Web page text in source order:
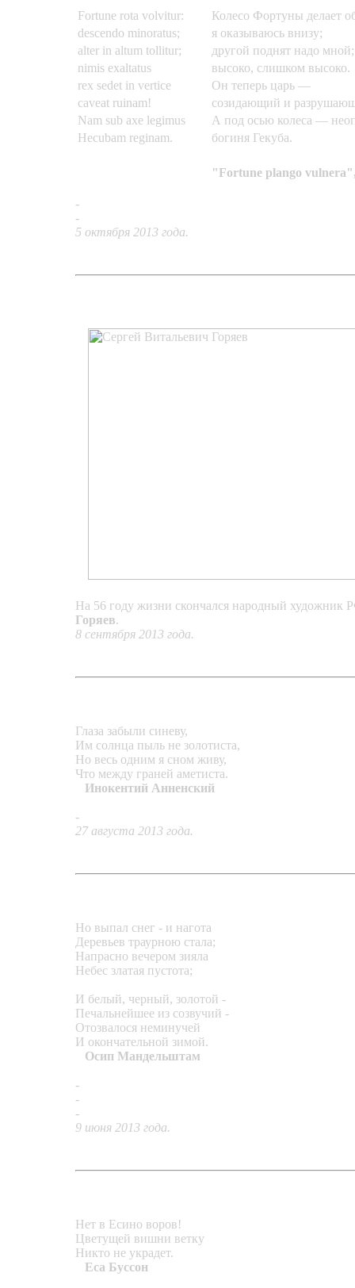
Fortune rota volvitur:
Колесо Фортуны делает
descendo minoratus;
я оказываюсь внизу;
alter in altum tollitur;
другой поднят надо мной;
nimis exaltatus
высоко, слишком высоко.
rex sedet in vertice
Он теперь царь —
caveat ruinam!
созидающий и
Nam sub axe legimus
А под осью колеса —
Hecubam reginam.
богиня Гекуба.
"Fortune plango
-
-
5 октября 2013 года.
На 56 году жизни скончался народный
Горяев.
8 сентября 2013 года.
Глаза забыли синеву,
Им солнца пыль не золотиста,
Но весь одним я сном живу,
Что между граней аметиста.
Инокентий Анненский
-
27 августа 2013 года.
Но выпал снег - и нагота
Деревьев траурною стала;
Напрасно вечером зияла
Небес златая пустота;
И белый, черный, золотой -
Печальнейшее из созвучий -
Отозвалося неминучей
И окончательной зимой.
Осип Мандельштам
-
-
-
9 июня 2013 года.
Нет в Есино воров!
Цветущей вишни ветку
Никто не украдет.
Еса Буссон